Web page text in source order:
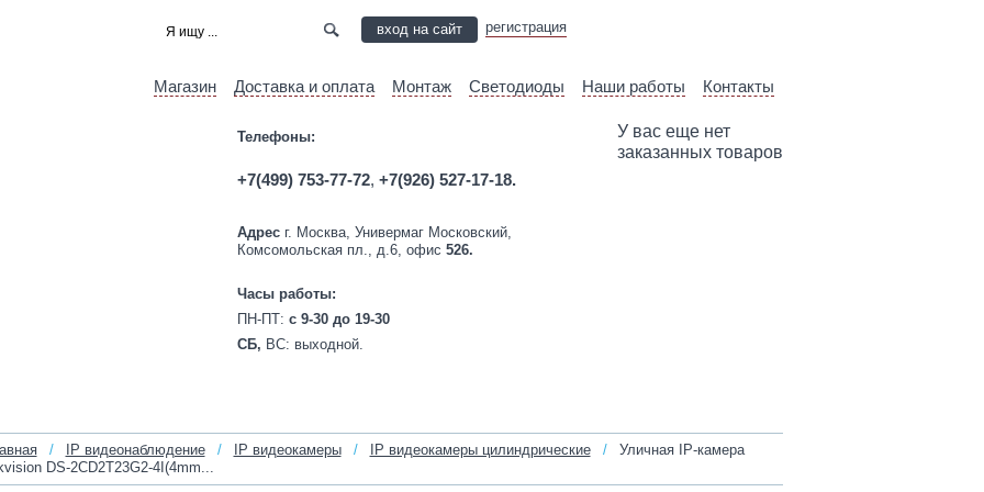
вход на сайт регистрация
Магазин Доставка и оплата Монтаж Светодиоды Наши работы Контакты
У вас еще нет
заказанных товаров
Телефоны:
+7(499) 753-77-72, +7(926) 527-17-18.
Адресг. Москва, Универмаг Московский,
Комсомольская пл., д.6, офис 526.
Часы работы:
ПН-ПТ: c 9-30 до 19-30
СБ, ВС: выходной.
/ IP видеонаблюдение / IP видеокамеры / IP видеокамеры цилиндрические /
Уличная IP‑камера
DS‑2CD2T23G2‑4I(4mm...